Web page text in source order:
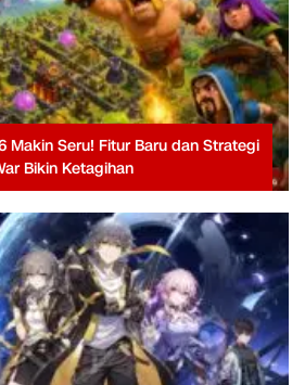
Makin Seru! Fitur Baru dan Strategi
Bikin Ketagihan